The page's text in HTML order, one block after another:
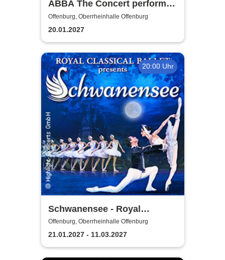
ABBA The Concert performed
by ABBAMUSIC
Offenburg, Oberrheinhalle Offenburg
20.01.2027
20:00 Uhr
Schwanensee - Royal
Classical Ballet
Offenburg, Oberrheinhalle Offenburg
21.01.2027 - 11.03.2027